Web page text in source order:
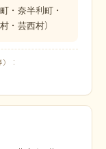
・奈半利町・
・芸西村）
：